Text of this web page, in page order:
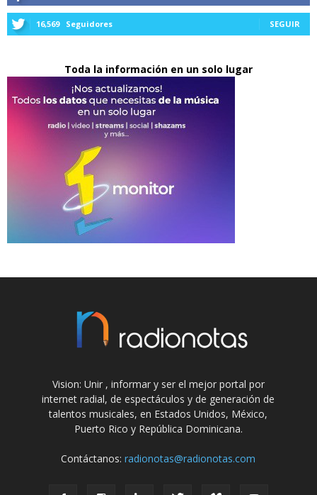
16,569 Seguidores SEGUIR
Toda la información en un solo lugar
Vision: Unir , informar y ser el mejor portal por
internet radial, de espectáculos y de generación de
talentos musicales, en Estados Unidos, México,
Puerto Rico y República Dominicana.
Contáctanos:radionotas@radionotas.com